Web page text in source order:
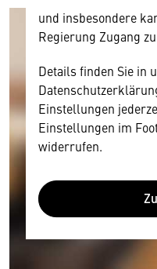
und insbesondere
Regierung Zugang
Details finden Sie in
Einstellungen
Einstellungen im
widerrufen.